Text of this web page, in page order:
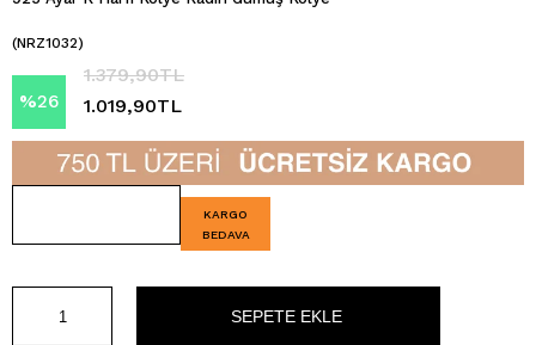
(NRZ1032)
%26
İndirim
1.379,90TL
1.019,90TL
KARGO
BEDAVA